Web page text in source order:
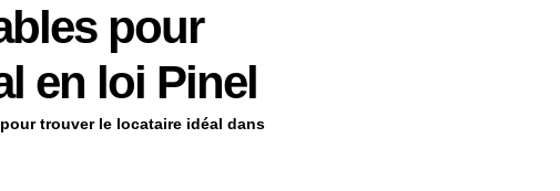
pour
en loi Pinel
trouver le locataire idéal dans